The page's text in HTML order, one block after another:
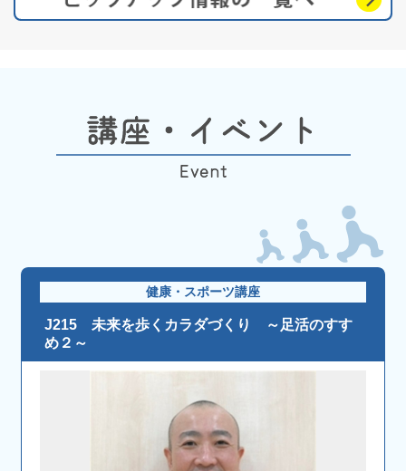
健康・スポーツ講座
J215 未来を歩くカラダづくり ～足活のすす
め２～